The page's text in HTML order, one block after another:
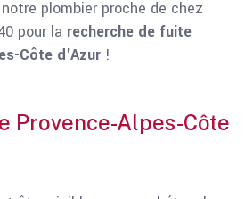
plombier proche de chez
pour la recherche de fuite
Côte d'Azur !
Provence-Alpes-Côte